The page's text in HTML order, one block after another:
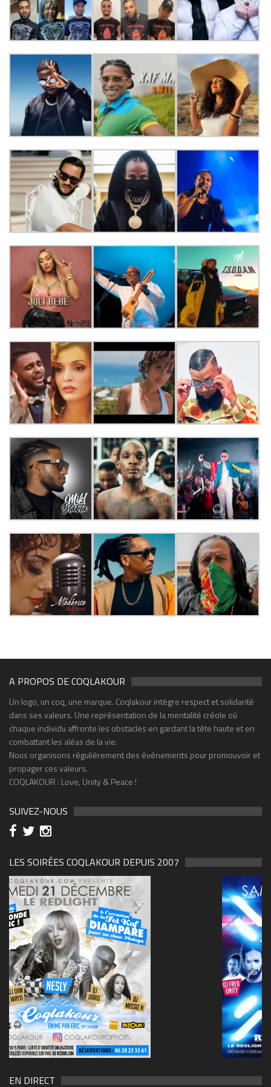
A PROPOS DE COQLAKOUR
Un logo, un coq, une marque. Coqlakour intègre respect et solidarité
dans ses valeurs. Une représentation de la mentalité créole où
chaque individu affronte les obstacles en gardant la tête haute et en
combattant les aléas de la vie.
Nous organisons régulièrement des événements pour promouvoir et
propager ces valeurs.
COQLAKOUR : Love, Unity & Peace !
SUIVEZ-NOUS
LES SOIRÉES COQLAKOUR DEPUIS 2007
(1)
EN DIRECT